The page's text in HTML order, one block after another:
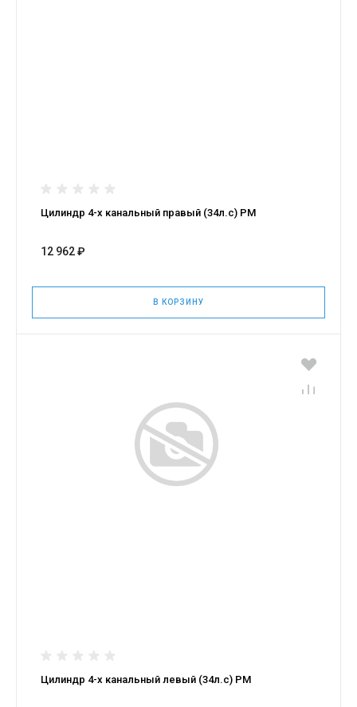
Цилиндр 4-х канальный правый (34л.с) РМ
12 962 ₽
В КОРЗИНУ
Цилиндр 4-х канальный левый (34л.с) РМ